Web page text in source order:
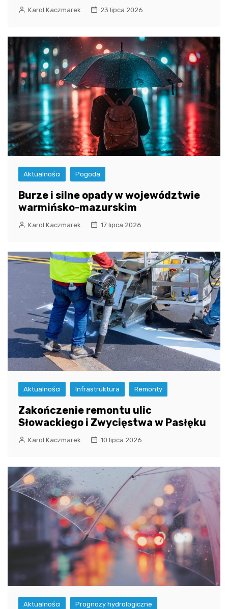
Karol Kaczmarek 23 lipca 2026
Aktualności Pogoda
Burze i silne opady w województwie
warmińsko-mazurskim
Karol Kaczmarek 17 lipca 2026
Aktualności Infrastruktura Remonty
Zakończenie remontu ulic
Słowackiego i Zwycięstwa w Pasłęku
Karol Kaczmarek 10 lipca 2026
Aktualności Prognozy hydrologiczne